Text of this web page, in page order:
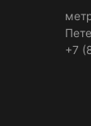
+7